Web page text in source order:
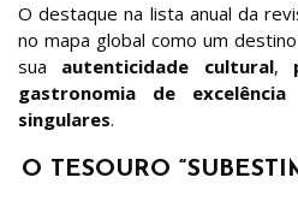
O destaque na lista anual da
no mapa global como um
sua autenticidade cultural,
gastronomia de excelência
singulares.
O TESOURO